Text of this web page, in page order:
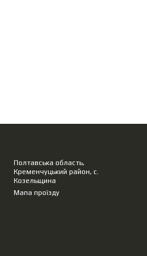
Полтавська область,
Кременчуцький район, с.
Козельщина
Мапа проїзду